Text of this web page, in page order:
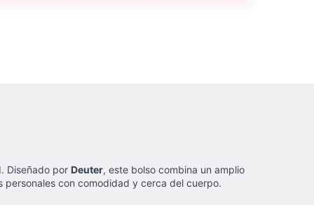
Diseñado por Deuter, este bolso combina un amplio
con comodidad y cerca del cuerpo.